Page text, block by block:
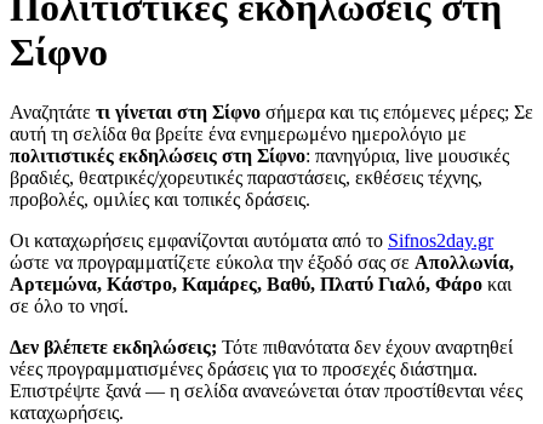
Σίφνο
Αναζητάτε τι γίνεται στη Σίφνο σήμερα και τις επόμενες μέρες; Σε
αυτή τη σελίδα θα βρείτε ένα ενημερωμένο ημερολόγιο με
πολιτιστικές εκδηλώσεις στη Σίφνο: πανηγύρια, live μουσικές
βραδιές, θεατρικές/χορευτικές παραστάσεις, εκθέσεις τέχνης,
προβολές, ομιλίες και τοπικές δράσεις.
Οι καταχωρήσεις εμφανίζονται αυτόματα από το Sifnos2day.gr
ώστε να προγραμματίζετε εύκολα την έξοδό σας σε Απολλωνία,
Αρτεμώνα, Κάστρο, Καμάρες, Βαθύ, Πλατύ Γιαλό, Φάρο και
σε όλο το νησί.
Δεν βλέπετε εκδηλώσεις; Τότε πιθανότατα δεν έχουν αναρτηθεί
νέες προγραμματισμένες δράσεις για το προσεχές διάστημα.
Επιστρέψτε ξανά — η σελίδα ανανεώνεται όταν προστίθενται νέες
καταχωρήσεις.